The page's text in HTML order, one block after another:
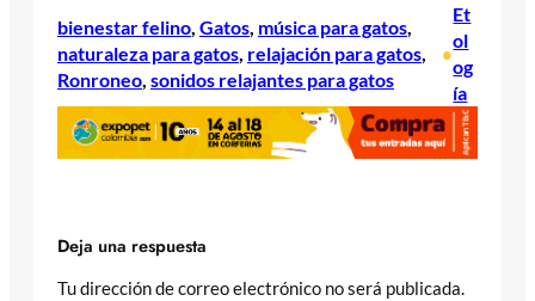
bienestar felino Gatos música para gatos
naturaleza para gatos relajación para gatos
Ronroneo sonidos relajantes para gatos
•
Et
ol
og
ía
Deja una respuesta
Tu dirección de correo electrónico no será publicada.